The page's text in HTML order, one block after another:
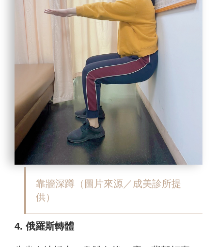
靠牆深蹲 （圖片來源／成美診所提
供）
4. 俄羅斯轉體